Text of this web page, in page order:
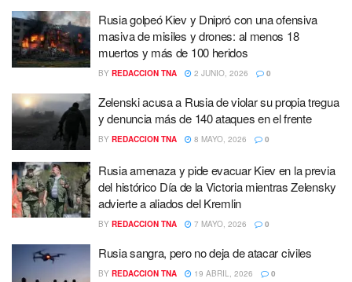
Rusia golpeó Kiev y Dnipró con una ofensiva
masiva de misiles y drones: al menos 18
muertos y más de 100 heridos
BY REDACCION TNA 2 JUNIO, 2026 0
Zelenski acusa a Rusia de violar su propia tregua
y denuncia más de 140 ataques en el frente
BY REDACCION TNA 8 MAYO, 2026 0
Rusia amenaza y pide evacuar Kiev en la previa
del histórico Día de la Victoria mientras Zelensky
advierte a aliados del Kremlin
BY REDACCION TNA 7 MAYO, 2026 0
Rusia sangra, pero no deja de atacar civiles
BY REDACCION TNA 19 ABRIL, 2026 0